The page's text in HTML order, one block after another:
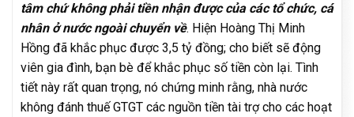
tâm chứ không phải tiền nhận được của các tổ chức, cá
nhân ở nước ngoài chuyển về. Hiện Hoàng Thị Minh
Hồng đã khắc phục được 3,5 tỷ đồng; cho biết sẽ động
viên gia đình, bạn bè để khắc phục số tiền còn lại. Tình
tiết này rất quan trọng, nó chứng minh rằng, nhà nước
không đánh thuế GTGT các nguồn tiền tài trợ cho các hoạt